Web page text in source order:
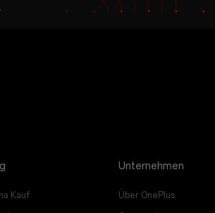
gelesen.
Kauf
Unternehmen
Über OnePlus